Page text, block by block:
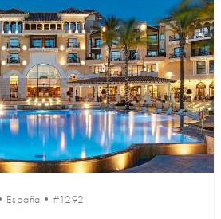
España • #1292